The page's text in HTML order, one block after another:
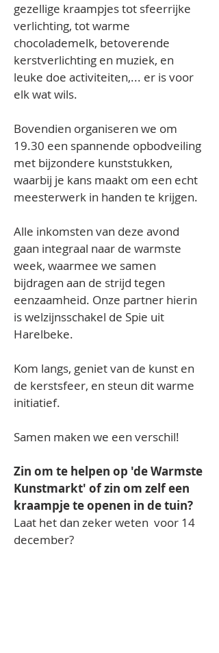
gezellige kraampjes tot sfeerrijke
verlichting, tot warme
chocolademelk, betoverende
kerstverlichting en muziek, en
leuke doe activiteiten,... er is voor
elk wat wils.
Bovendien organiseren we om
19.30 een spannende opbodveiling
met bijzondere kunststukken,
waarbij je kans maakt om een echt
meesterwerk in handen te krijgen.
Alle inkomsten van deze avond
gaan integraal naar de warmste
week, waarmee we samen
bijdragen aan de strijd tegen
eenzaamheid. Onze partner hierin
is welzijnsschakel de Spie uit
Harelbeke.
Kom langs, geniet van de kunst en
de kerstsfeer, en steun dit warme
initiatief.
Samen maken we een verschil!
Zin om te helpen op 'de Warmste
Kunstmarkt' of zin om zelf een
kraampje te openen in de tuin?
Laat het dan zeker weten  voor 14
december?